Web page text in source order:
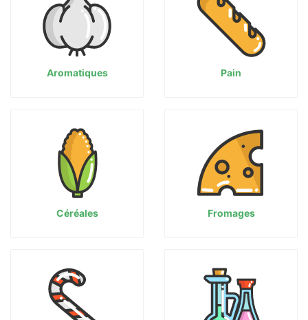
Aromatiques Pain
Céréales Fromages